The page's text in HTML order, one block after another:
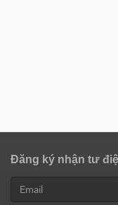
Đăng ký nhận tư